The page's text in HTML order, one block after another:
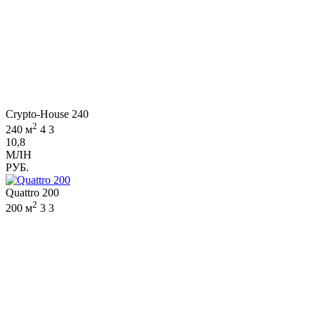
Crypto-House 240
240 м2 4 3
10,8
МЛН
РУБ.
Quattro 200
200 м2 3 3